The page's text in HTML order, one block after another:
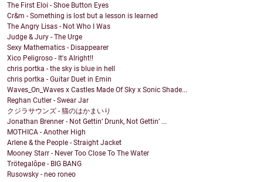
The First Eloi - Shoe Button Eyes
Cr&m - Something is lost but a lesson is learned
The Angry Lisas - Not Who I Was
Judge & Jury - The Urge
Sexy Mathematics - Disappearer
Xico Peligroso - It's Alright!!
chris portka - the sky is blue in hell
chris portka - Guitar Duet in Emin
Waves_On_Waves x Castles Made Of Sky x Sonic Shade...
Reghan Cutler - Swear Jar
クジラサウンズ - 猫のはかまいり
Jonathan Brenner - Not Gettin’ Drunk, Not Gettin’ ...
MOTHICA - Another High
Arlene & the People - Straight Jacket
Mooney Starr - Never Too Close To The Water
Trötegalôpe - BIG BANG
Rusowsky - neo roneo